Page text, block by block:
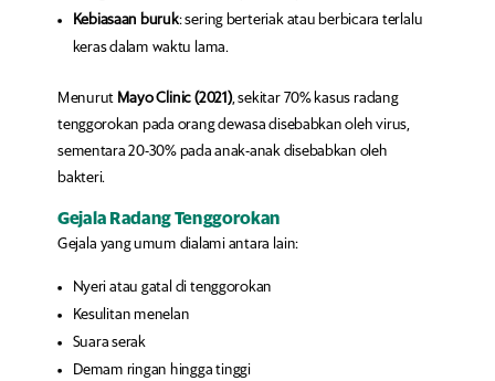
Kebiasaan buruk: sering berteriak atau berbicara terlalu
keras dalam waktu lama.
Menurut Mayo Clinic (2021), sekitar 70% kasus radang
tenggorokan pada orang dewasa disebabkan oleh virus,
sementara 20-30% pada anak-anak disebabkan oleh
bakteri.
Gejala Radang Tenggorokan
Gejala yang umum dialami antara lain:
Nyeri atau gatal di tenggorokan
Kesulitan menelan
Suara serak
Demam ringan hingga tinggi